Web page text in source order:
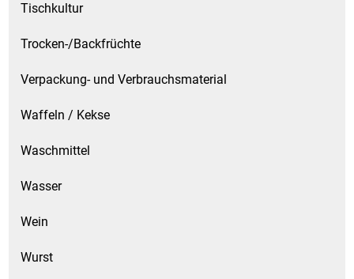
Tischkultur
Trocken-/Backfrüchte
Verpackung- und Verbrauchsmaterial
Waffeln / Kekse
Waschmittel
Wasser
Wein
Wurst